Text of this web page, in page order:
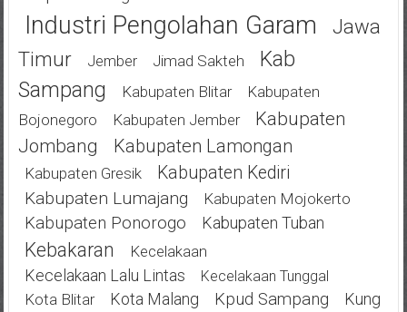
Industri Pengolahan Garam
Jawa
Timur
Jember Jimad Sakteh
Kab
Sampang
Kabupaten Blitar
Kabupaten
Bojonegoro
Kabupaten Jember
Kabupaten
Jombang
Kabupaten Lamongan
Kabupaten Gresik
Kabupaten Kediri
Kabupaten Lumajang
Kabupaten Mojokerto
Kabupaten Ponorogo Kabupaten Tuban
Kebakaran Kecelakaan
Kecelakaan Lalu Lintas Kecelakaan Tunggal
Kota Blitar Kota Malang Kpud Sampang
Kung